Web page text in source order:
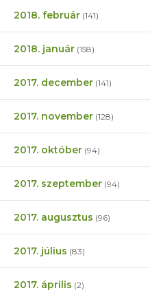
2018. február (141)
2018. január (158)
2017. december (141)
2017. november (128)
2017. október (94)
2017. szeptember (94)
2017. augusztus (96)
2017. július (83)
2017. április (2)